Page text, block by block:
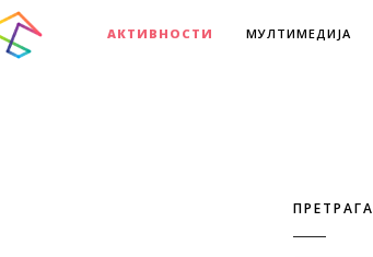
АКТИВНОСТИ МУЛТИМЕДИЈА
ПРЕТРАГА